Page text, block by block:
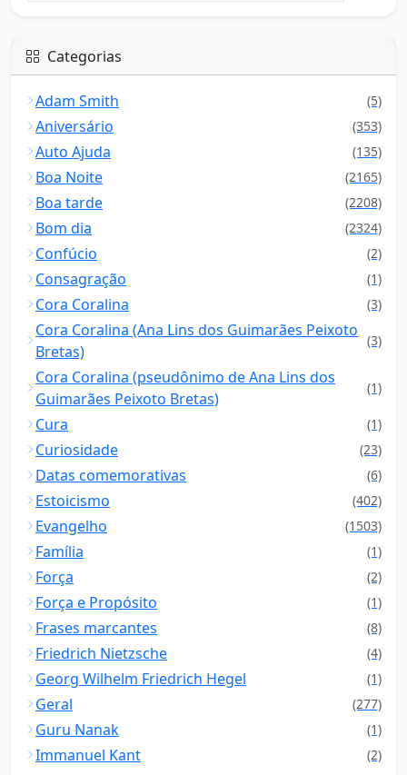
Categorias
Adam Smith (5)
Aniversário (353)
Auto Ajuda (135)
Boa Noite (2165)
Boa tarde (2208)
Bom dia (2324)
Confúcio (2)
Consagração (1)
Cora Coralina (3)
Cora Coralina (Ana Lins dos Guimarães Peixoto
Bretas)
(3)
Cora Coralina (pseudônimo de Ana Lins dos
Guimarães Peixoto Bretas)
(1)
Cura (1)
Curiosidade (23)
Datas comemorativas (6)
Estoicismo (402)
Evangelho (1503)
Família (1)
Força (2)
Força e Propósito (1)
Frases marcantes (8)
Friedrich Nietzsche (4)
Georg Wilhelm Friedrich Hegel (1)
Geral (277)
Guru Nanak (1)
Immanuel Kant (2)